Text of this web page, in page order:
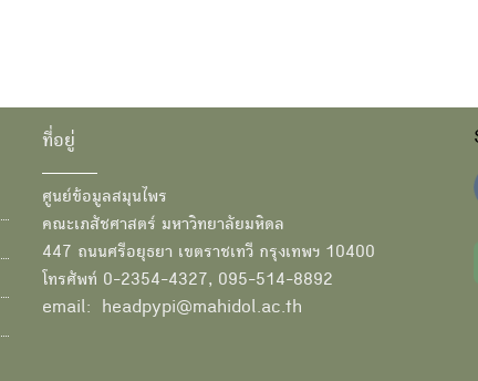
ที่อยู่
ศูนย์ข้อมูลสมุนไพร
คณะเภสัชศาสตร์ มหาวิทยาลัยมหิดล
447 ถนนศรีอยุธยา เขตราชเทวี กรุงเทพฯ 10400
โทรศัพท์ 0-2354-4327, 095-514-8892
email: headpypi@mahidol.ac.th